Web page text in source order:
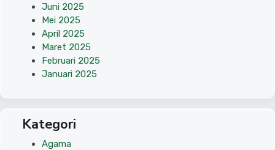
Juni 2025
Mei 2025
April 2025
Maret 2025
Februari 2025
Januari 2025
Kategori
Agama